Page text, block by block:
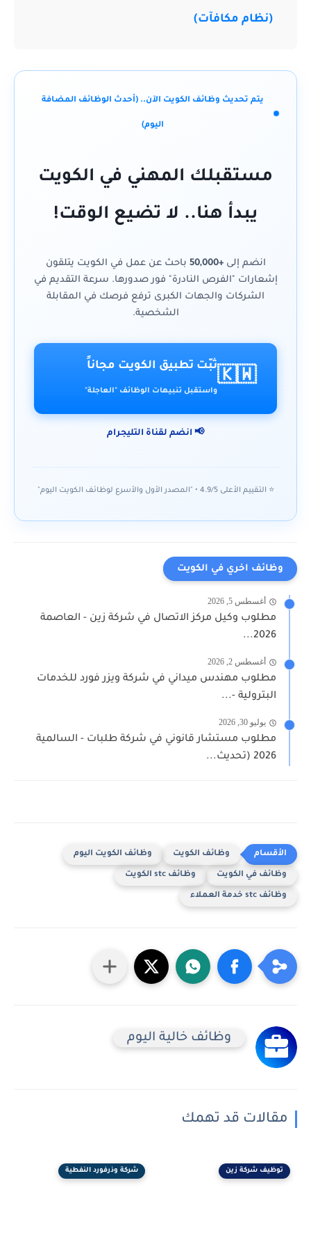
(نظام مكافآت)
يتم تحديث وظائف الكويت الآن.. (أحدث الوظائف المضافة
اليوم)
مستقبلك المهني في الكويت
يبدأ هنا.. لا تضيع الوقت!
انضم إلى+50,000
باحث عن عمل في الكويت يتلقون
إشعارات "الفرص النادرة" فور صدورها. سرعة التقديم في
الشركات والجهات الكبرى ترفع فرصك في المقابلة
الشخصية.
🇰🇼
ثبّت تطبيق الكويت مجاناً
واستقبل تنبيهات الوظائف "العاجلة"
📢 انضم لقناة التليجرام
⭐ التقييم الأعلى 4.9/5 • "المصدر الأول والأسرع لوظائف الكويت اليوم"
وظائف اخري في الكويت
أغسطس 5, 2026
مطلوب وكيل مركز الاتصال في شركة زين - العاصمة
2026...
أغسطس 2, 2026
مطلوب مهندس ميداني في شركة ويزر فورد للخدمات
البترولية -...
يوليو 30, 2026
مطلوب مستشار قانوني في شركة طلبات - السالمية
2026 (تحديث...
وظائف الكويت وظائف الكويت اليوم
وظائف في الكويت وظائف stc الكويت
وظائف stc خدمة العملاء
وظائف خالية اليوم
مقالات قد تهمك
توظيف شركة زين شركة وذرفورد النفطية